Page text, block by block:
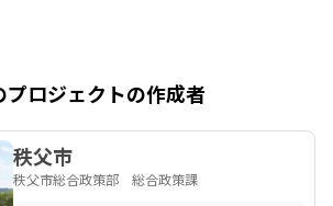
プロジェクトの作成者
秩父市
秩父市総合政策部 総合政策課